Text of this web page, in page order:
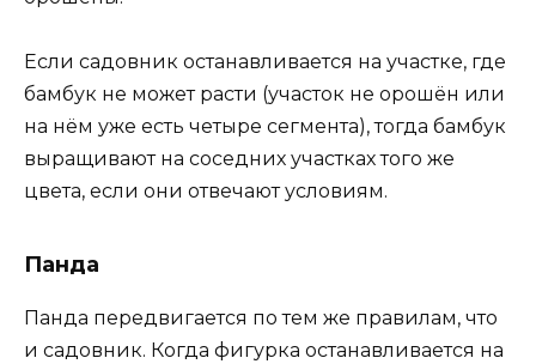
Если садовник останавливается на участке, где
бамбук не может расти (участок не орошён или
на нём уже есть четыре сегмента), тогда бамбук
выращивают на соседних участках того же
цвета, если они отвечают условиям.
Панда
Панда передвигается по тем же правилам, что
и садовник. Когда фигурка останавливается на